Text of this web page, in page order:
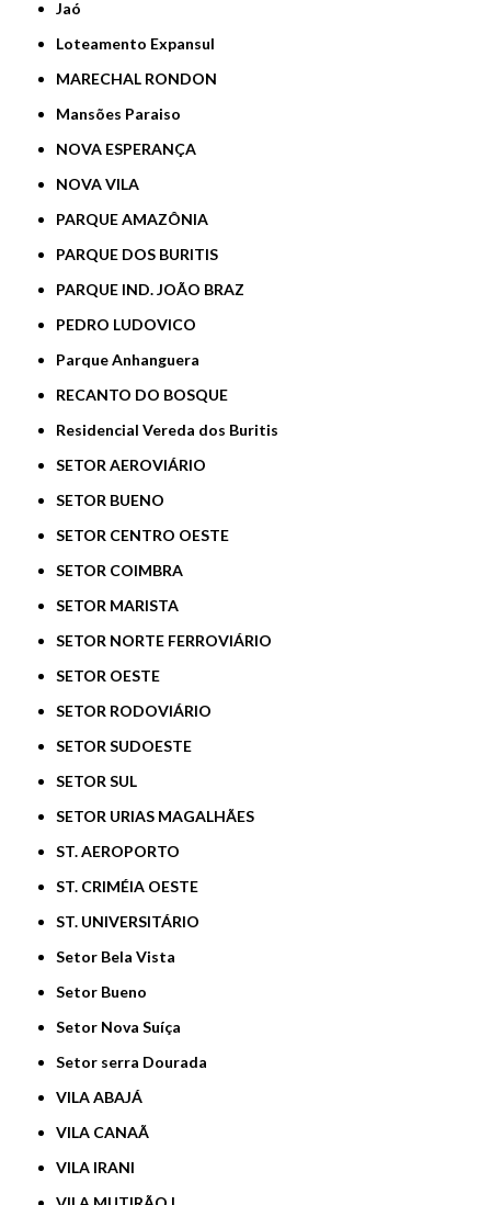
Jaó
Loteamento Expansul
MARECHAL RONDON
Mansões Paraiso
NOVA ESPERANÇA
NOVA VILA
PARQUE AMAZÔNIA
PARQUE DOS BURITIS
PARQUE IND. JOÃO BRAZ
PEDRO LUDOVICO
Parque Anhanguera
RECANTO DO BOSQUE
Residencial Vereda dos Buritis
SETOR AEROVIÁRIO
SETOR BUENO
SETOR CENTRO OESTE
SETOR COIMBRA
SETOR MARISTA
SETOR NORTE FERROVIÁRIO
SETOR OESTE
SETOR RODOVIÁRIO
SETOR SUDOESTE
SETOR SUL
SETOR URIAS MAGALHÃES
ST. AEROPORTO
ST. CRIMÉIA OESTE
ST. UNIVERSITÁRIO
Setor Bela Vista
Setor Bueno
Setor Nova Suíça
Setor serra Dourada
VILA ABAJÁ
VILA CANAÃ
VILA IRANI